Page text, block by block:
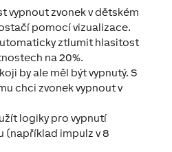
vypnout zvonek v dětském
pomocí vizualizace.
ztlumit hlasitost
na 20%.
by ale měl být vypnutý. S
chci zvonek vypnout v
logiky pro vypnutí
(například impulz v 8